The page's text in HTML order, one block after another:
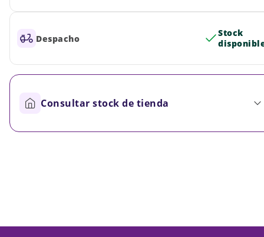
Despacho
Stock
Consultar stock de tienda